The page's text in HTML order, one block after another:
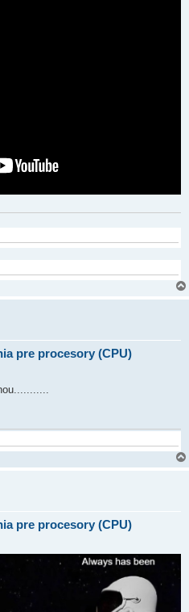
pre procesory (CPU)
pre procesory (CPU)